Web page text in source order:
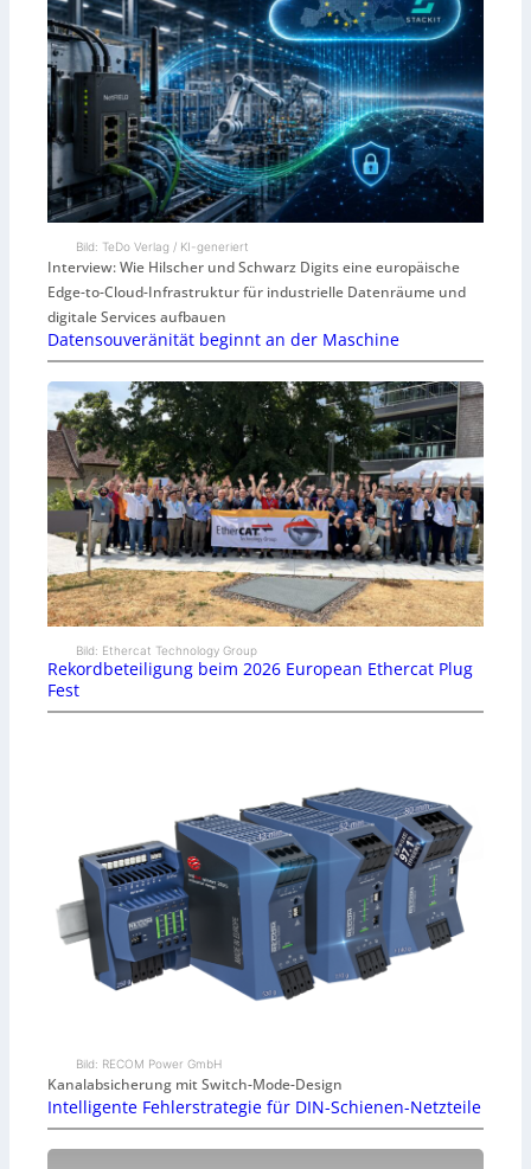
Bild: TeDo Verlag / KI-generiert
Interview: Wie Hilscher und Schwarz Digits eine europäische
Edge-to-Cloud-Infrastruktur für industrielle Datenräume und
digitale Services aufbauen
Datensouveränität beginnt an der Maschine
Bild: Ethercat Technology Group
Rekordbeteiligung beim 2026 European Ethercat Plug
Fest
Bild: RECOM Power GmbH
Kanalabsicherung mit Switch-Mode-Design
Intelligente Fehlerstrategie für DIN-Schienen-Netzteile